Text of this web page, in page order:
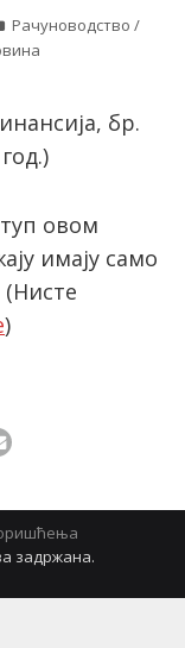
Рачуноводство /
бр.
овом
имају само
(Нисте
)
задржана.